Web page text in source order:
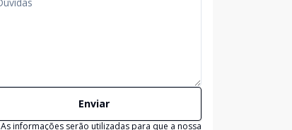
Enviar
As informações serão utilizadas para que a nossa